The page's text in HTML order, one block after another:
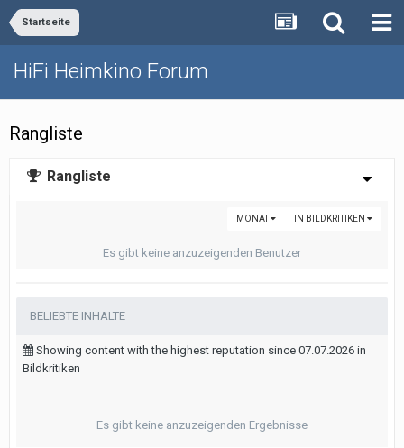
Startseite
HiFi Heimkino Forum
Rangliste
Rangliste
IN BILDKRITIKEN
MONAT
Es gibt keine anzuzeigenden Benutzer
BELIEBTE INHALTE
Showing content with the highest reputation since 07.07.2026 in
Bildkritiken
Es gibt keine anzuzeigenden Ergebnisse